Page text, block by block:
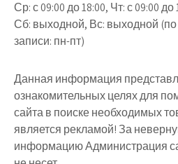
Ср: с 09:00 до 18:00, Чт: с 09:00 до
Сб: выходной, Вс: выходной
записи: пн-пт)
Данная информация
ознакомительных целях для
сайта в поиске необходимых
является рекламой! За
информацию Администрация